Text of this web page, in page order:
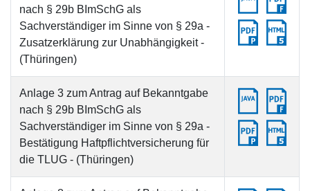
nach § 29b BImSchG als
Sachverständiger im Sinne von § 29a -
Zusatzerklärung zur Unabhängigkeit -
(Thüringen)
Anlage 3 zum Antrag auf Bekanntgabe
nach § 29b BImSchG als
Sachverständiger im Sinne von § 29a -
Bestätigung Haftpflichtversicherung für
die TLUG - (Thüringen)